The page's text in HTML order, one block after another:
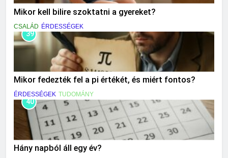
Mikor kell bilire szoktatni a gyereket?
CSALÁD ÉRDESSÉGEK
39
Mikor fedezték fel a pi értékét, és miért fontos?
ÉRDESSÉGEK TUDOMÁNY
40
Hány napból áll egy év?